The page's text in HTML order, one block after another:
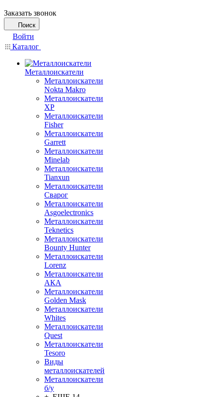
Заказать звонок
Поиск
Войти
Каталог
Металлоискатели
Металлоискатели
Nokta Makro
Металлоискатели
XP
Металлоискатели
Fisher
Металлоискатели
Garrett
Металлоискатели
Minelab
Металлоискатели
Tianxun
Металлоискатели
Сварог
Металлоискатели
Asgoelectronics
Металлоискатели
Teknetics
Металлоискатели
Bounty Hunter
Металлоискатели
Lorenz
Металлоискатели
АКА
Металлоискатели
Golden Mask
Металлоискатели
Whites
Металлоискатели
Quest
Металлоискатели
Tesoro
Виды
металлоискателей
Металлоискатели
б/у